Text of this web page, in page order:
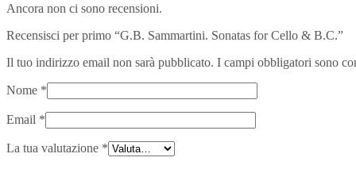
Ancora non ci sono recensioni.
Recensisci per primo “G.B. Sammartini. Sonatas for Cello & B.C.”
Il tuo indirizzo email non sarà pubblicato. I campi obbligatori sono
Nome *
Email *
La tua valutazione *